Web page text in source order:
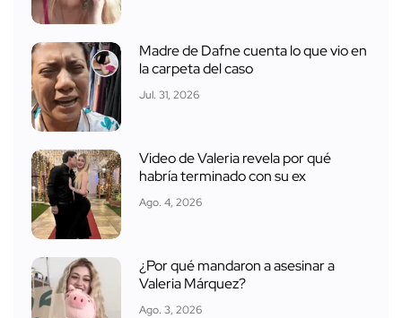
Madre de Dafne cuenta lo que vio en
la carpeta del caso
Jul. 31, 2026
Video de Valeria revela por qué
habría terminado con su ex
Ago. 4, 2026
¿Por qué mandaron a asesinar a
Valeria Márquez?
Ago. 3, 2026